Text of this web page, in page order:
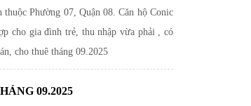
Phường 07, Quận 08. Căn hộ Conic
cho gia đình trẻ, thu nhập vừa phải , có
cho thuê tháng 09.2025
09.2025